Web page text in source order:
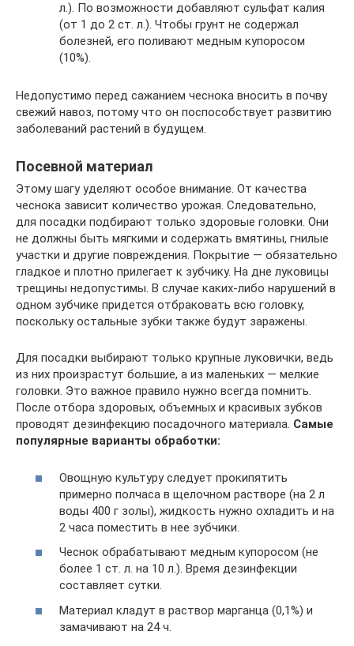
л.). По возможности добавляют сульфат калия
(от 1 до 2 ст. л.). Чтобы грунт не содержал
болезней, его поливают медным купоросом
(10%).
Недопустимо перед сажанием чеснока вносить в почву
свежий навоз, потому что он поспособствует развитию
заболеваний растений в будущем.
Посевной материал
Этому шагу уделяют особое внимание. От качества
чеснока зависит количество урожая. Следовательно,
для посадки подбирают только здоровые головки. Они
не должны быть мягкими и содержать вмятины, гнилые
участки и другие повреждения. Покрытие — обязательно
гладкое и плотно прилегает к зубчику. На дне луковицы
трещины недопустимы. В случае каких-либо нарушений в
одном зубчике придется отбраковать всю головку,
поскольку остальные зубки также будут заражены.
Для посадки выбирают только крупные луковички, ведь
из них произрастут большие, а из маленьких — мелкие
головки. Это важное правило нужно всегда помнить.
После отбора здоровых, объемных и красивых зубков
проводят дезинфекцию посадочного материала. Самые
популярные варианты обработки:
Овощную культуру следует прокипятить
примерно полчаса в щелочном растворе (на 2 л
воды 400 г золы), жидкость нужно охладить и на
2 часа поместить в нее зубчики.
Чеснок обрабатывают медным купоросом (не
более 1 ст. л. на 10 л.). Время дезинфекции
составляет сутки.
Материал кладут в раствор марганца (0,1%) и
замачивают на 24 ч.